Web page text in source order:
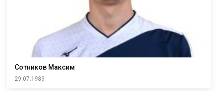
Сотников Максим
29.07.1989